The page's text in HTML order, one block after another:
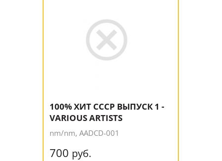
100% ХИТ СССР ВЫПУСК 1 -
VARIOUS ARTISTS
nm/nm, AADCD-001
700 руб.